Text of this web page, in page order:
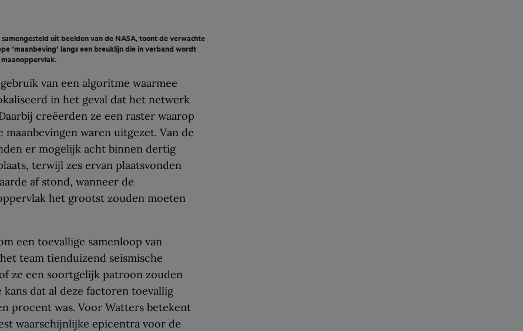
uit beelden van de NASA, toont de verwachte
‘maanbeving’ langs een breuklijn die in verband wordt
van een algoritme waarmee
in het geval dat het netwerk
creëerden ze een raster waarop
waren uitgezet. Van de
er mogelijk acht binnen dertig
terwijl zes ervan plaatsvonden
af stond, wanneer de
het grootst zouden moeten
een toevallige samenloop van
team tienduizend seismische
ze een soortgelijk patroon zouden
dat al deze factoren toevallig
procent was. Voor Watters betekent
waarschijnlijke epicentra voor de